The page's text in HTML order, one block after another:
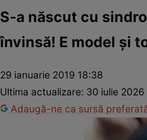
S-a născut cu
învinsă! E model şi
29 ianuarie 2019 18:38
Ultima actualizare: 30 iulie 2026
Adaugă-ne ca sursă